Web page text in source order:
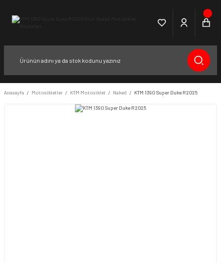
Anasayfa Motosikletler KTM Motosiklet Naked KTM 1390 Super Duke R 2025